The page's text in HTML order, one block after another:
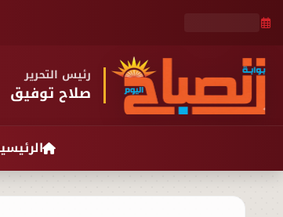
رئيس التحرير
صلاح توفيق